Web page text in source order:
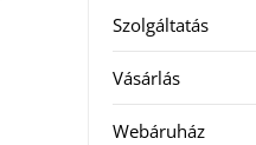
Szolgáltatás
Vásárlás
Webáruház